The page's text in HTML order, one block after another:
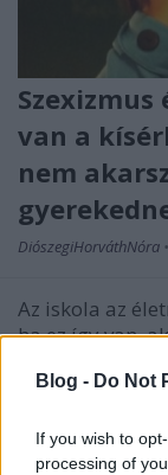
Blog - Do Not
If you wish to
processing of
Szexizmus
van a
nem
DiószegiHorváthNóra •
Az iskola az
ha ez így van,
oktatást,